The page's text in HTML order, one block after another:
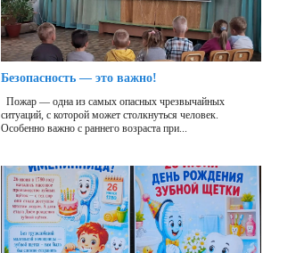
Безопасность — это важно!
Пожар — одна из самых опасных чрезвычайных
ситуаций, с которой может столкнуться человек.
Особенно важно с раннего возраста при...